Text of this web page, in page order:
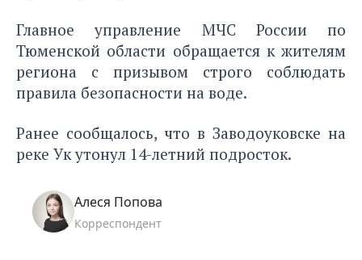
Главное управление МЧС России по
Тюменской области обращается к жителям
региона с призывом строго соблюдать
правила безопасности на воде.
Ранее сообщалось, что в Заводоуковске на
реке Укутонул 14-летний подросток.
Алеся Попова
Корреспондент